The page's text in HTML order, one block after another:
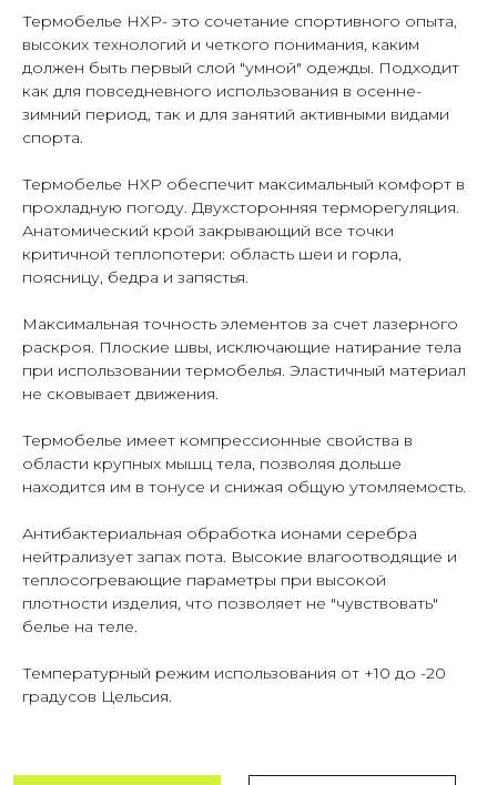
Термобелье HXP- это сочетание спортивного опыта,
высоких технологий и четкого понимания, каким
должен быть первый слой "умной" одежды. Подходит
как для повседневного использования в осенне-
зимний период, так и для занятий активными видами
спорта.
Термобелье HXP обеспечит максимальный комфорт в
прохладную погоду. Двухсторонняя терморегуляция.
Анатомический крой закрывающий все точки
критичной теплопотери: область шеи и горла,
поясницу, бедра и запястья.
Максимальная точность элементов за счет лазерного
раскроя. Плоские швы, исключающие натирание тела
при использовании термобелья. Эластичный материал
не сковывает движения.
Термобелье имеет компрессионные свойства в
области крупных мышц тела, позволяя дольше
находится им в тонусе и снижая общую утомляемость.
Антибактериальная обработка ионами серебра
нейтрализует запах пота. Высокие влагоотводящие и
теплосогревающие параметры при высокой
плотности изделия, что позволяет не "чувствовать"
белье на теле.
Температурный режим использования от +10 до -20
градусов Цельсия.
Написать в Telegram
Таблица размеров
Гарантия
Возврат
Быстрая
доставка
Тамбов
В течение
14 дней
и СНГ
в соцсетях